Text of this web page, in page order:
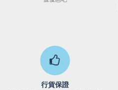
行貨保證